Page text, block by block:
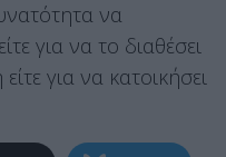
να
για να το διαθέσει
για να κατοικήσει